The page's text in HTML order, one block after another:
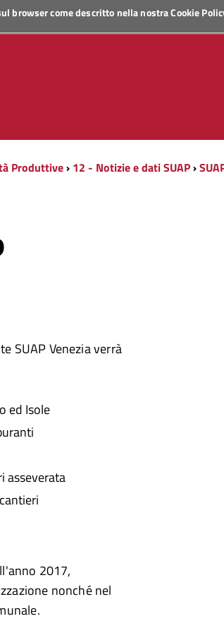
browser come descritto nella nostraCookie
Produttive› 12 - Notizie e dati SUAP›
SUAP Venezia verrà
ed Isole
asseverata
2017,
nonché nel